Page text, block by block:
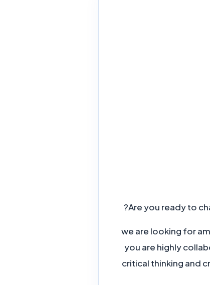
Are you ready to
we are looking for
you are highly
critical thinking and